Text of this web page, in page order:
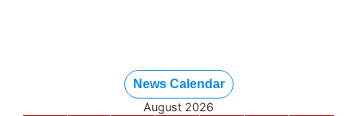
News Calendar
August 2026